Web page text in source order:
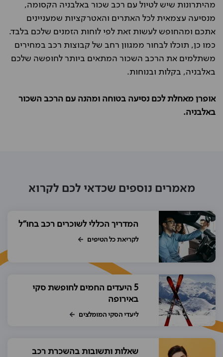
מהיתרונות שיש לטיול עם רכב שכור באלבניה הקסומה,
מנסיעה עצמאית לכל האתרים והאטרקציות שמעניינים
אתכם ומהחופש לעשות זאת לפי לוחות הזמנים שלכם בלבד.
כמו כן, תוכלו לבחור ממגוון רחב של קבוצות רכב במחירים
משתלמים את הרכב השכור המתאים ביותר לחופשה שלכם
באלבניה, בקלות ובנוחות.
אופרן מאחלת לכם נסיעה בטוחה ומהנה עם הרכב השכור
באלבניה.
מאמרים נוספים שכדאי לכם לקרוא
המדריך הכללי לשוכרים רכב בחו"ל
לקריאת כל הטיפים
5 היעדים החמים לחופשת סקי
באירופה
ליעדי הסקי המומלצים
שאלות ותשובות בהשכרת רכב